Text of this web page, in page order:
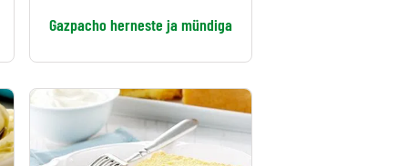
Gazpacho herneste ja mündiga